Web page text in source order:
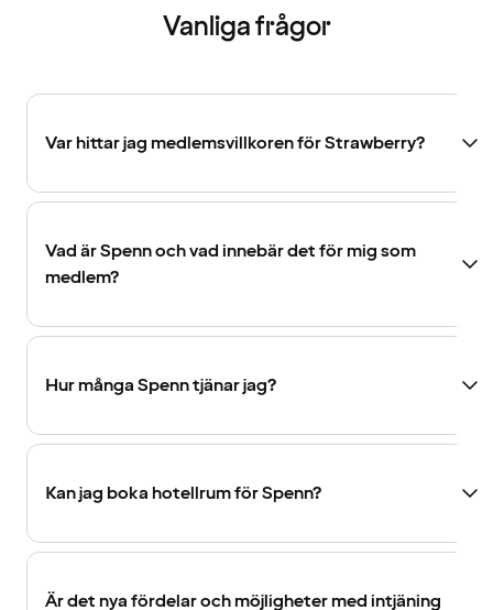
Vanliga frågor
Var hittar jag medlemsvillkoren för Strawberry?
Vad är Spenn och vad innebär det för mig som
medlem?
Hur många Spenn tjänar jag?
Kan jag boka hotellrum för Spenn?
Är det nya fördelar och möjligheter med intjäning